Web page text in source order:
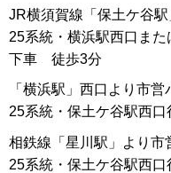
JR横須賀線「保土ケ谷
25系統・横浜駅西口また
下車 徒歩3分
「横浜駅」西口より市
25系統・保土ケ谷駅西
相鉄線「星川駅」より市
25系統・保土ケ谷駅西